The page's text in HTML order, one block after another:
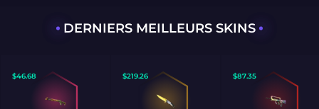
DERNIERS MEILLEURS SKINS
$46.68 $219.26 $87.35